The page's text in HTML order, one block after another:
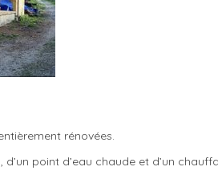
rénovées.
point d’eau chaude et d’un